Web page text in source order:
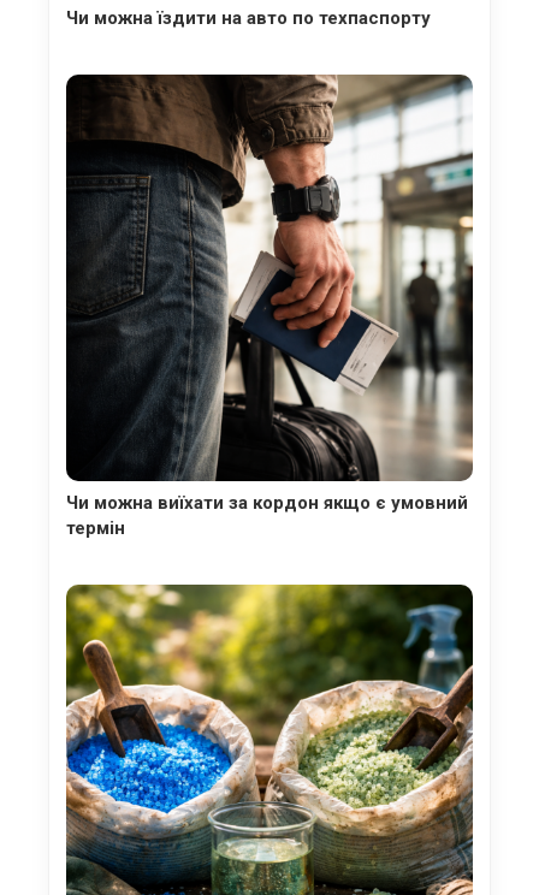
Чи можна їздити на авто по техпаспорту
Чи можна виїхати за кордон якщо є умовний
термін